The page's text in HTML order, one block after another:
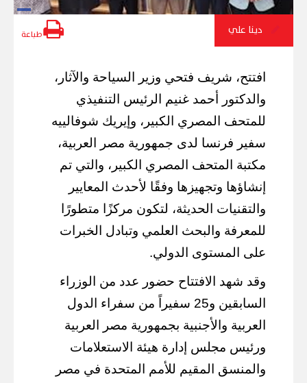
دينا علي طباعة
افتتح، شريف فتحي وزير السياحة والآثار،
والدكتور أحمد غنيم الرئيس التنفيذي
للمتحف المصري الكبير، وإيريك شوفالييه
سفير فرنسا لدى جمهورية مصر العربية،
مكتبة المتحف المصري الكبير، والتي تم
إنشاؤها وتجهيزها وفقًا لأحدث المعايير
والتقنيات الحديثة، لتكون مركزًا متطورًا
للمعرفة والبحث العلمي وتبادل الخبرات
على المستوى الدولي.
وقد شهد الافتتاح حضور عدد من الوزراء
السابقين و25 سفيراً من سفراء الدول
العربية والأجنبية بجمهورية مصر العربية
ورئيس مجلس إدارة هيئة الاستعلامات
والمنسق المقيم للأمم المتحدة في مصر